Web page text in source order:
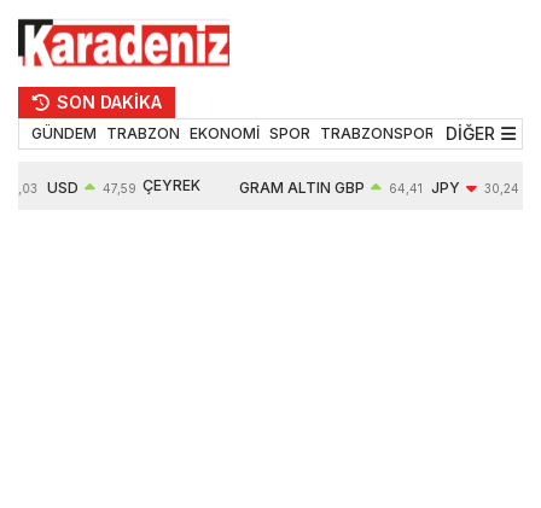
SON DAKİKA
GÜNDEM TRABZON EKONOMİ SPOR TRABZONSPOR TEKNOLOJİ
DİĞER
USD 47,59 ÇEYREK GRAM ALTIN GBP 64,41 JPY 30,24